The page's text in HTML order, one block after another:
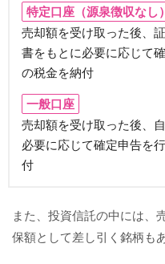
特定口座（源泉徴収なし）
売却額を受け取った後、
書をもとに必要に応じて
の税金を納付
一般口座
売却額を受け取った後、
必要に応じて確定申告を
付
また、投資信託の中には、
保額として差し引く銘柄も